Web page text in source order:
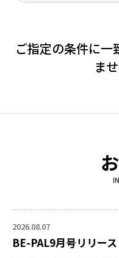
ご指定の条件に一
ま
2026.08.07
BE-PAL9月号リリース